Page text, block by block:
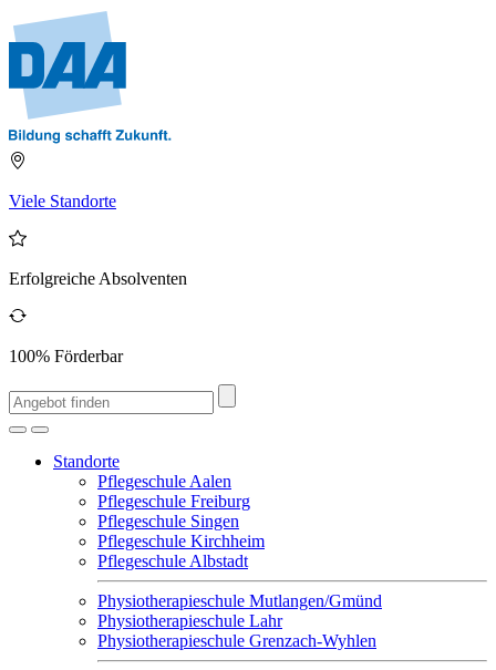
Viele Standorte
Erfolgreiche Absolventen
100% Förderbar
Standorte
Pflegeschule Aalen
Pflegeschule Freiburg
Pflegeschule Singen
Pflegeschule Kirchheim
Pflegeschule Albstadt
Physiotherapieschule Mutlangen/Gmünd
Physiotherapieschule Lahr
Physiotherapieschule Grenzach-Wyhlen